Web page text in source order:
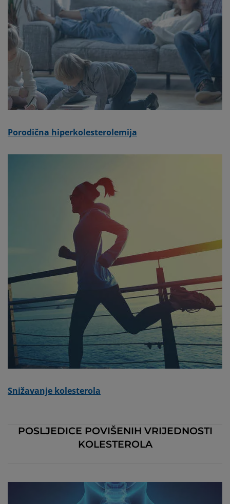
Porodična hiperkolesterolemija
Snižavanje kolesterola
POSLJEDICE POVIŠENIH VRIJEDNOSTI
KOLESTEROLA